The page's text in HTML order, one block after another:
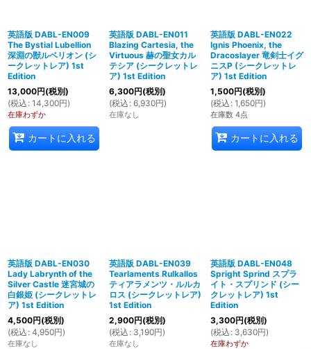
英語版 DABL-EN009
The Bystial Lubellion
深淵の獣ルベリオン (シ
ークレットレア) 1st
Edition
13,000円(税別)
(税込 : 14,300円)
在庫わずか
カートに入れる
英語版 DABL-EN011
Blazing Cartesia, the
Virtuous 赫の聖女カル
テシア (シークレットレ
ア) 1st Edition
6,300円(税別)
(税込 : 6,930円)
在庫なし
英語版 DABL-EN022
Ignis Phoenix, the
Dracoslayer 竜剣士イグ
ニスP (シークレットレ
ア) 1st Edition
1,500円(税別)
(税込 : 1,650円)
在庫数 4点
カートに入れる
英語版 DABL-EN030
Lady Labrynth of the
Silver Castle 迷宮城の
白銀姫 (シークレットレ
ア) 1st Edition
4,500円(税別)
(税込 : 4,950円)
在庫なし
英語版 DABL-EN039
Tearlaments Rulkallos
ティアラメンツ・ルルカ
ロス (シークレットレア)
1st Edition
2,900円(税別)
(税込 : 3,190円)
在庫なし
英語版 DABL-EN048
Spright Sprind スプラ
イト・スプリンド (シー
クレットレア) 1st
Edition
3,300円(税別)
(税込 : 3,630円)
在庫わずか